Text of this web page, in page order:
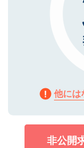
他には
非公開